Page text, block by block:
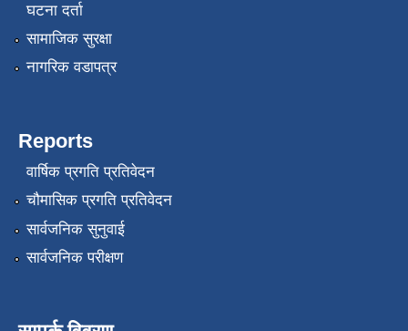
घटना दर्ता
सामाजिक सुरक्षा
नागरिक वडापत्र
Reports
वार्षिक प्रगति प्रतिवेदन
चौमासिक प्रगति प्रतिवेदन
सार्वजनिक सुनुवाई
सार्वजनिक परीक्षण